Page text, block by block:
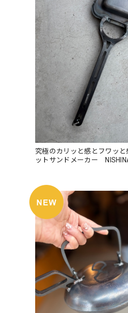
究極のカリッと感とフワッ
ットサンドメーカー